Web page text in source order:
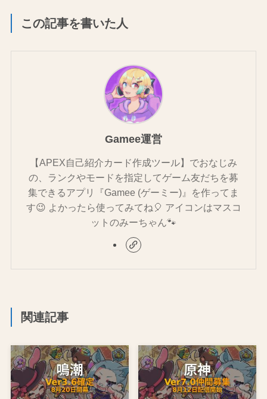
この記事を書いた人
Gamee運営
【APEX自己紹介カード作成ツール】でおなじみ
の、ランクやモードを指定してゲーム友だちを募
集できるアプリ『Gamee (ゲーミー)』を作ってま
す😉 よかったら使ってみてね🎈 アイコンはマスコ
ットのみーちゃん🐾
関連記事